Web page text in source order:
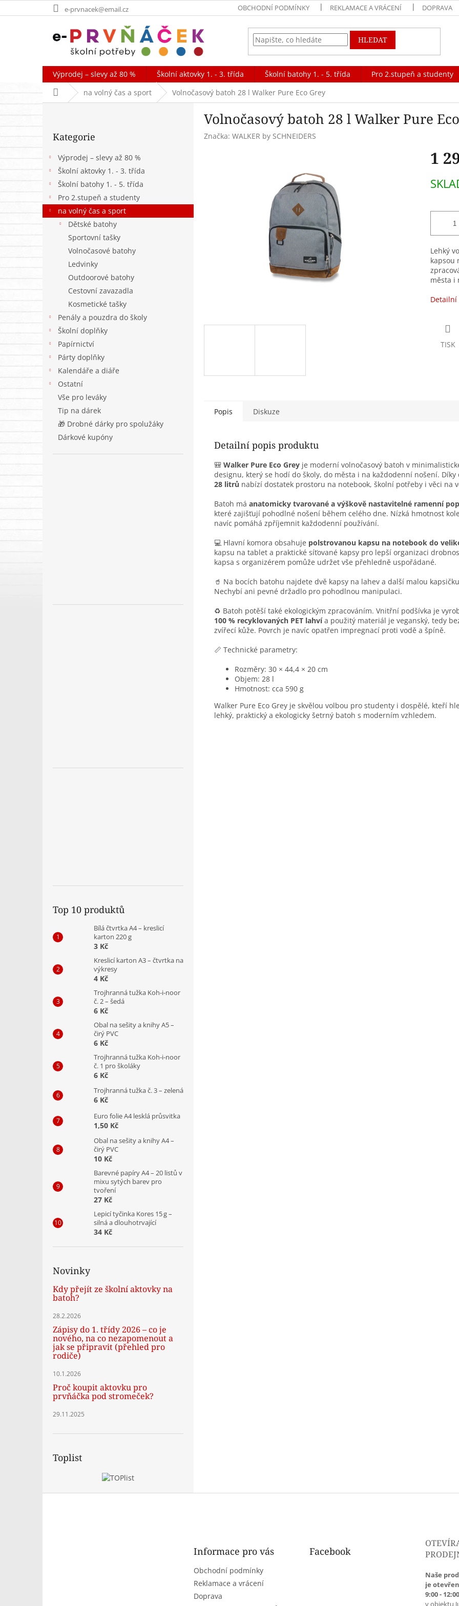
na
e-prvnacek@email.cz OBCHODNÍ PODMÍNKY REKLAMACE A VRÁCENÍ DOPRAVA
HLEDAT
Výprodej – slevy až 80 % Školní aktovky 1. - 3. třída Školní batohy 1. - 5. třída Pro 2.stupeň a studenty
Domů na volný čas a sport Volnočasový batoh 28 l Walker Pure Eco Grey
P
a
n
kategorie
Kategorie
Výprodej – slevy až 80 %
Školní aktovky 1. - 3. třída
Školní batohy 1. - 5. třída
Pro 2.stupeň a studenty
na volný čas a sport
Dětské batohy
Sportovní tašky
Volnočasové batohy
Ledvinky
Outdoorové batohy
Cestovní zavazadla
Kosmetické tašky
Penály a pouzdra do školy
Školní doplňky
Papírnictví
Párty doplňky
Kalendáře a diáře
Ostatní
Vše pro leváky
Tip na dárek
🎁 Drobné dárky pro spolužáky
Dárkové kupóny
Top 10 produktů
Bílá čtvrtka A4 – kreslicí
karton 220 g
3 Kč
Kreslicí karton A3 – čtvrtka na
výkresy
4 Kč
Trojhranná tužka Koh-i-noor
č. 2 – šedá
6 Kč
Obal na sešity a knihy A5 –
čirý PVC
6 Kč
Trojhranná tužka Koh-i-noor
č. 1 pro školáky
6 Kč
Trojhranná tužka č. 3 – zelená
6 Kč
Euro folie A4 lesklá průsvitka
1,50 Kč
Obal na sešity a knihy A4 –
čirý PVC
10 Kč
Barevné papíry A4 – 20 listů v
mixu sytých barev pro
tvoření
27 Kč
Lepicí tyčinka Kores 15 g –
silná a dlouhotrvající
34 Kč
Novinky
Kdy přejít ze školní aktovky na
batoh?
28.2.2026
Zápisy do 1. třídy 2026 – co je
nového, na co nezapomenout a
jak se připravit (přehled pro
rodiče)
10.1.2026
Proč koupit aktovku pro
prvňáčka pod stromeček?
29.11.2025
Toplist
Volnočasový batoh 28 l Walker Pure
Značka: WALKER by SCHNEIDERS
1
cena:
Lehký
kapsou
města i
TISK
Popis Diskuze
Detailní popis produktu
🎒 Walker Pure Eco Grey je moderní volnočasový batoh v
designu, který se hodí do školy, do města i na každodenní nošení. Díky
28 litrů nabízí dostatek prostoru na notebook, školní potřeby i věci na
Batoh má anatomicky tvarované a výškově nastavitelné ramenní
které zajišťují pohodlné nošení během celého dne. Nízká hmotnost
navíc pomáhá zpříjemnit každodenní používání.
💻 Hlavní komora obsahuje polstrovanou kapsu na notebook do
kapsu na tablet a praktické síťované kapsy pro lepší organizaci
kapsa s organizérem pomůže udržet vše přehledně uspořádané.
🥤 Na bocích batohu najdete dvě kapsy na lahev a další malou
Nechybí ani pevné držadlo pro pohodlnou manipulaci.
♻️ Batoh potěší také ekologickým zpracováním. Vnitřní podšívka je
100 % recyklovaných PET lahvía použitý materiál je veganský, tedy
zvířecí kůže. Povrch je navíc opatřen impregnací proti vodě a špíně.
📏 Technické parametry:
Rozměry: 30 × 44,4 × 20 cm
Objem: 28 l
Hmotnost: cca 590 g
Walker Pure Eco Grey je skvělou volbou pro studenty i dospělé, kteří
lehký, praktický a ekologicky šetrný batoh s moderním vzhledem.
Informace pro vás
Obchodní podmínky
Reklamace a vrácení
Doprava
Facebook
Naše
je
9:00 -
v objektu